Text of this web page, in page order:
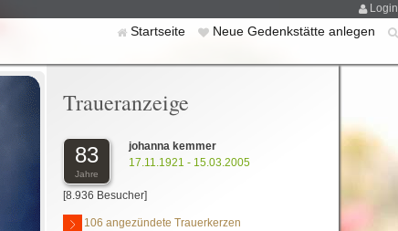
Login
Startseite Neue Gedenkstätte anlegen
Traueranzeige
83
Jahre
johanna kemmer
17.11.1921 - 15.03.2005
[8.936 Besucher]
106 angezündete Trauerkerzen